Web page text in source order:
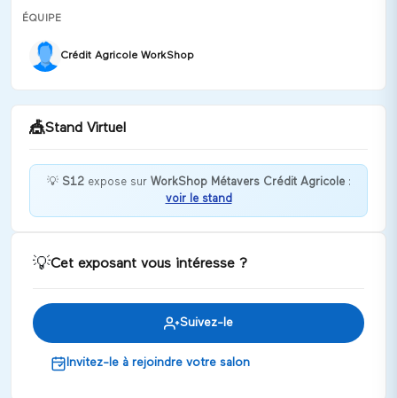
ÉQUIPE
Crédit Agricole WorkShop
🎪Stand Virtuel
Bienvenue chez S12 !
💡 S12expose sur WorkShop Métavers Crédit Agricole:
voir le stand
💡Cet exposant vous intéresse ?
Suivez-le
Invitez-le à rejoindre votre salon